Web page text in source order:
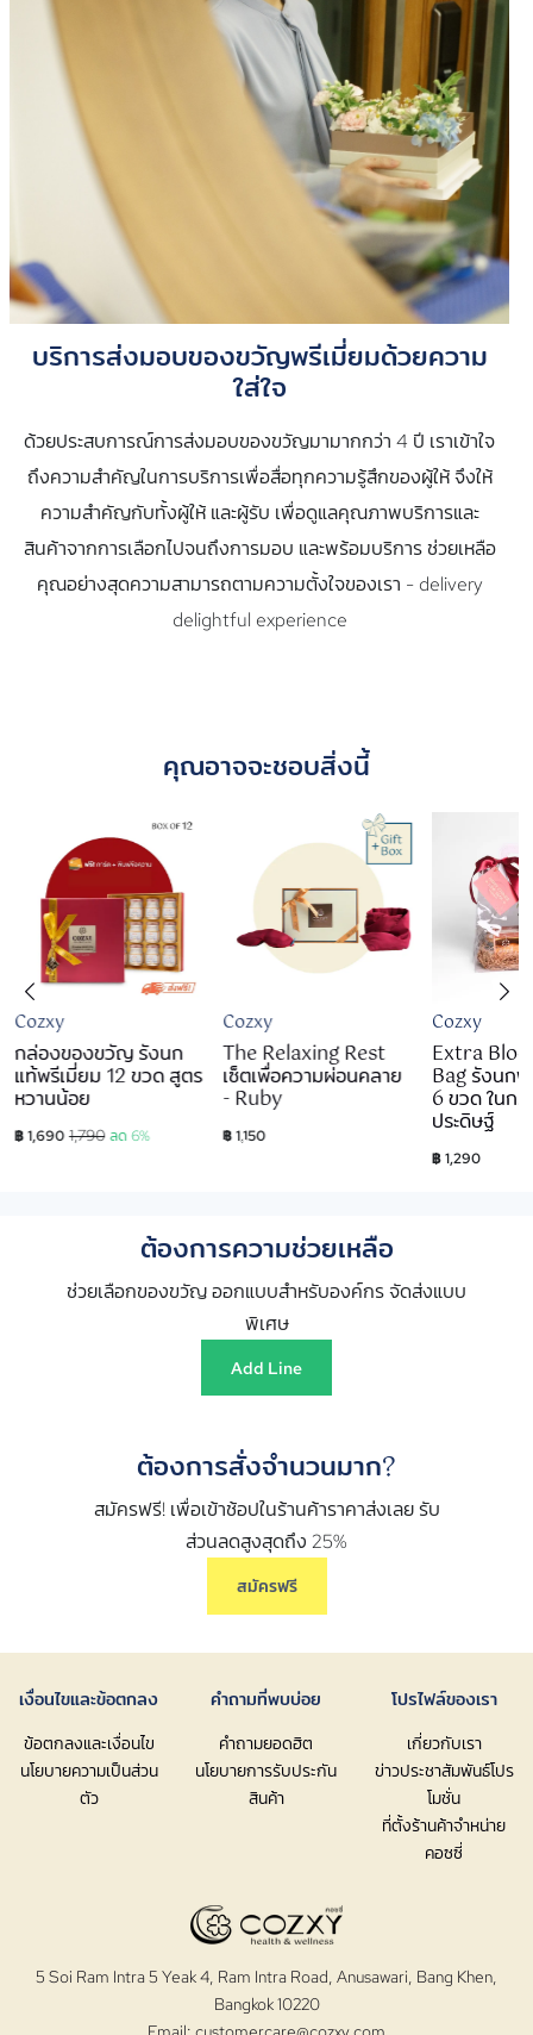
บริการส่งมอบของขวัญพรีเมี่ยมด้วยความ
ใส่ใจ
ด้วยประสบการณ์การส่งมอบของขวัญมามากกว่า 4 ปี เราเข้าใจ
ถึงความสำคัญในการบริการเพื่อสื่อทุกความรู้สึกของผู้ให้ จึงให้
ความสำคัญกับทั้งผู้ให้ และผู้รับ เพื่อดูแลคุณภาพบริการและ
สินค้าจากการเลือกไปจนถึงการมอบ และพร้อมบริการ ช่วยเหลือ
คุณอย่างสุดความสามารถตามความตั้งใจของเรา - delivery
delightful experience
คุณอาจจะชอบสิ่งนี้
Cozxy
กล่องของขวัญ รังนก
แท้พรีเมี่ยม 12 ขวด สูตร
หวานน้อย
฿ 1,690 1,790 ลด 6%
Cozxy
The Relaxing Rest
เซ็ตเพื่อความผ่อนคลาย
- Ruby
฿ 1,150
Cozxy
Extra
Bag รังนก
6 ขวด ในกร
ประดิษฐ์
฿ 1,290
ต้องการความช่วยเหลือ
ช่วยเลือกของขวัญ ออกแบบสำหรับองค์กร จัดส่งแบบ
พิเศษ
Add Line
ต้องการสั่งจำนวนมาก?
สมัครฟรี! เพื่อเข้าช้อปในร้านค้าราคาส่งเลย รับ
ส่วนลดสูงสุดถึง 25%
สมัครฟรี
เงื่อนไขและข้อตกลง
ข้อตกลงและเงื่อนไข
นโยบายความเป็นส่วน
ตัว
คำถามที่พบบ่อย
คำถามยอดฮิต
นโยบายการรับประกัน
สินค้า
โปรไฟล์ของเรา
เกี่ยวกับเรา
ข่าวประชาสัมพันธ์โปร
โมชั่น
ที่ตั้งร้านค้าจำหน่าย
คอซซี่
5 Soi Ram Intra 5 Yeak 4, Ram Intra Road, Anusawari, Bang Khen,
Bangkok 10220